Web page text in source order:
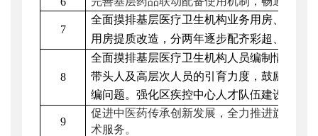
7
全面摸排基层医疗卫生机构业务用房、医疗
用房提质改造，分两年逐步配齐彩超、
8
全面摸排基层医疗卫生机构人员编制情况，
带头人及高层次人员的引育力度，鼓励优秀
编问题。强化区疾控中心人才队伍建设，加
9
促进中医药传承创新发展 ，全力推进旗舰中
术服务。